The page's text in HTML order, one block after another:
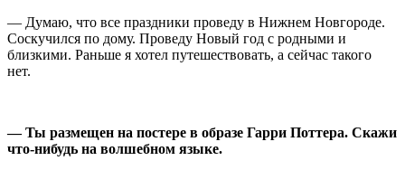
— Думаю, что все праздники проведу в Нижнем Новгороде.
Соскучился по дому. Проведу Новый год с родными и
близкими. Раньше я хотел путешествовать, а сейчас такого
нет.
— Ты размещен на постере в образе Гарри Поттера. Скажи
что-нибудь на волшебном языке.